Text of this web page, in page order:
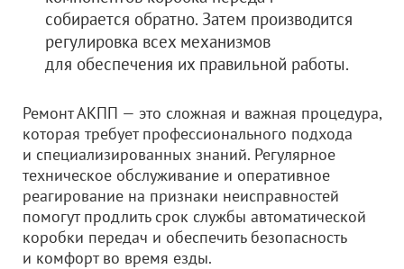
собирается обратно. Затем производится
регулировка всех механизмов
для обеспечения их правильной работы.
Ремонт АКПП — это сложная и важная процедура,
которая требует профессионального подхода
и специализированных знаний. Регулярное
техническое обслуживание и оперативное
реагирование на признаки неисправностей
помогут продлить срок службы автоматической
коробки передач и обеспечить безопасность
и комфорт во время езды.